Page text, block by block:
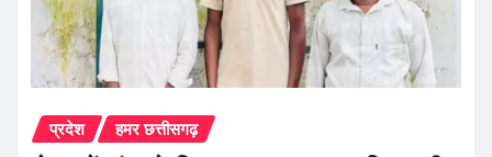
प्रदेश हमर छत्तीसगढ़